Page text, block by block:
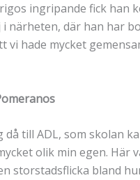
ingripande fick han
närheten, där han har
vi hade mycket
då till ADL, som skolan
olik min egen. Här
storstadsflicka bland